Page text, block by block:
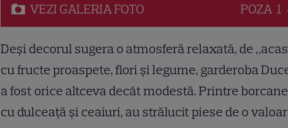
VEZI GALERIAFOTO POZA 1
Deși decorul sugera o atmosferă relaxată, de
cu fructe proaspete, flori și legume, garderoba
a fost orice altceva decât modestă. Printre
cu dulceață și ceaiuri, au strălucit piese de o